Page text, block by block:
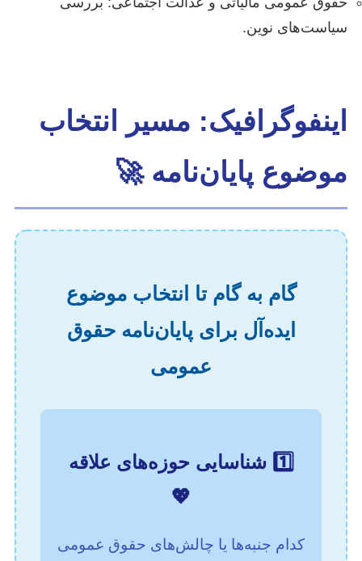
سیاست‌های نوین.
اینفوگرافیک: مسیر انتخاب
موضوع پایان‌نامه 🚀
گام به گام تا انتخاب موضوع
ایده‌آل برای پایان‌نامه حقوق
عمومی
1️⃣ شناسایی حوزه‌های علاقه
💖
کدام جنبه‌ها یا چالش‌های حقوق عمومی